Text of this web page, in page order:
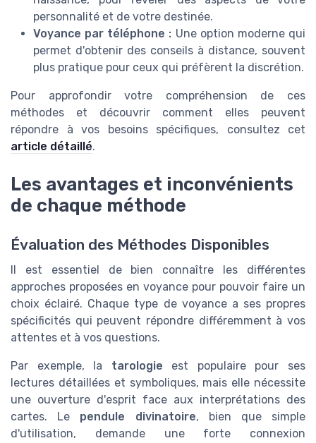
personnalité et de votre destinée.
Voyance par téléphone : Une option moderne qui
permet d'obtenir des conseils à distance, souvent
plus pratique pour ceux qui préfèrent la discrétion.
Pour approfondir votre compréhension de ces
méthodes et découvrir comment elles peuvent
répondre à vos besoins spécifiques, consultez cet
article détaillé.
Les avantages et inconvénients
de chaque méthode
Évaluation des Méthodes Disponibles
Il est essentiel de bien connaître les différentes
approches proposées en voyance pour pouvoir faire un
choix éclairé. Chaque type de voyance a ses propres
spécificités qui peuvent répondre différemment à vos
attentes et à vos questions.
Par exemple, la tarologie est populaire pour ses
lectures détaillées et symboliques, mais elle nécessite
une ouverture d'esprit face aux interprétations des
cartes. Le pendule divinatoire, bien que simple
d'utilisation, demande une forte connexion